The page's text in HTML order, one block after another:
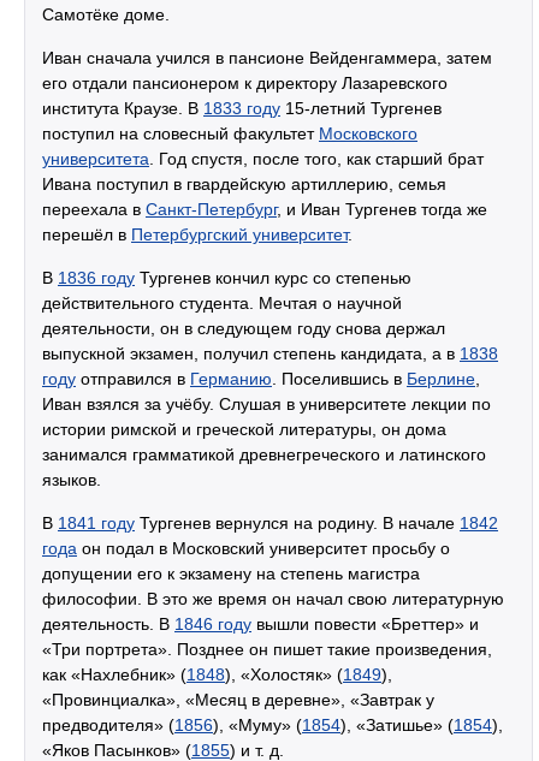
Самотёке доме.
Иван сначала учился в пансионе Вейденгаммера, затем
его отдали пансионером к директору Лазаревского
института Краузе. В 1833 году 15-летний Тургенев
поступил на словесный факультет Московского
университета . Год спустя, после того, как старший брат
Ивана поступил в гвардейскую артиллерию, семья
переехала в Санкт-Петербург, и Иван Тургенев тогда же
перешёл в Петербургский университет.
В 1836 году Тургенев кончил курс со степенью
действительного студента. Мечтая о научной
деятельности, он в следующем году снова держал
выпускной экзамен, получил степень кандидата, а в 1838
году отправился в Германию . Поселившись в Берлине
Иван взялся за учёбу. Слушая в университете лекции по
истории римской и греческой литературы, он дома
занимался грамматикой древнегреческого и латинского
языков.
В 1841 году Тургенев вернулся на родину. В начале 1842
года он подал в Московский университет просьбу о
допущении его к экзамену на степень магистра
философии. В это же время он начал свою литературную
деятельность. В 1846 году вышли повести «Бреттер» и
«Три портрета». Позднее он пишет такие произведения,
как «Нахлебник» (1848), «Холостяк» (1849),
«Провинциалка», «Месяц в деревне», «Завтрак у
предводителя» (1856), «Муму» (1854), «Затишье» (1854),
«Яков Пасынков» (1855) и т. д.